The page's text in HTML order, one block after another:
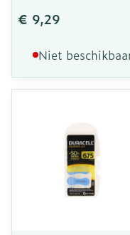
€ 9,29
Niet